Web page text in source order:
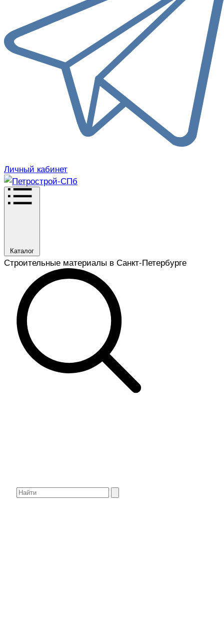
Личный кабинет
Каталог
Строительные материалы в Санкт-Петербурге